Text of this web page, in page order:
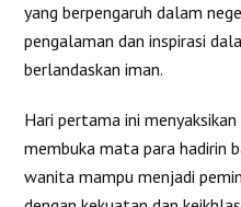
yang berpengaruh dalam
pengalaman dan inspirasi
berlandaskan iman.
Hari pertama ini
membuka mata para hadirin
wanita mampu menjadi